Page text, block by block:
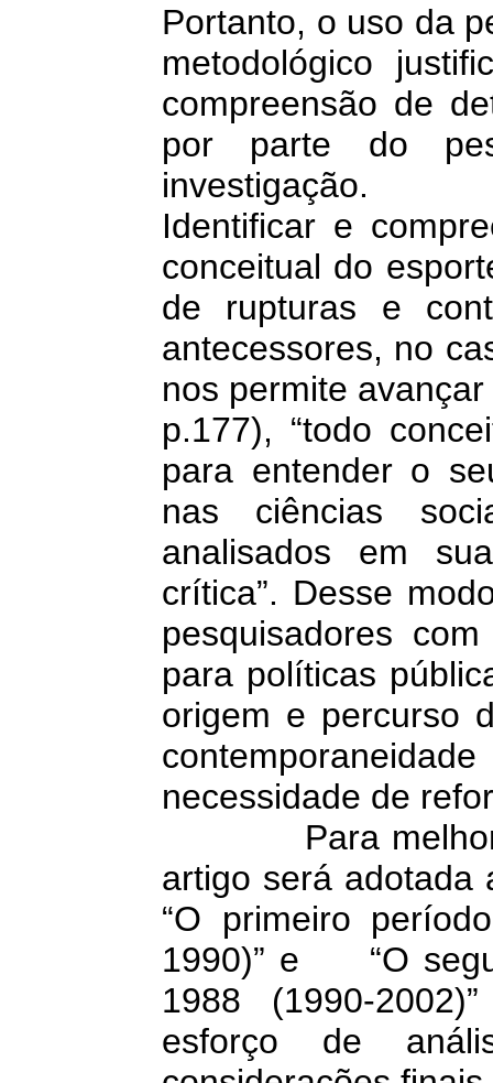
Portanto, o uso da
metodológico
compreensão de
por parte do
investigação.
Identificar e
conceitual do
de rupturas e
antecessores, no
nos permite
p.177), “todo
para entender o
nas ciências
analisados em
crítica”. Desse
pesquisadores
para políticas
origem e percurso
necessidade de
Para melhor
artigo será adotada
“O primeiro
1990)” e “O
1988 (1990-
esforço de